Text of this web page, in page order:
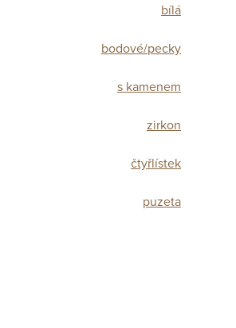
bílá
bodové/pecky
s kamenem
zirkon
čtyřlístek
puzeta